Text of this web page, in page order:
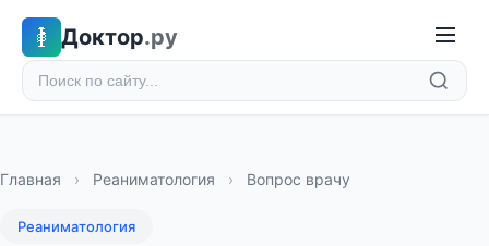
Доктор.ру
Главная › Реаниматология › Вопрос врачу
Реаниматология